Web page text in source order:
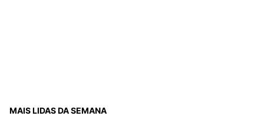
MAIS LIDAS DA SEMANA